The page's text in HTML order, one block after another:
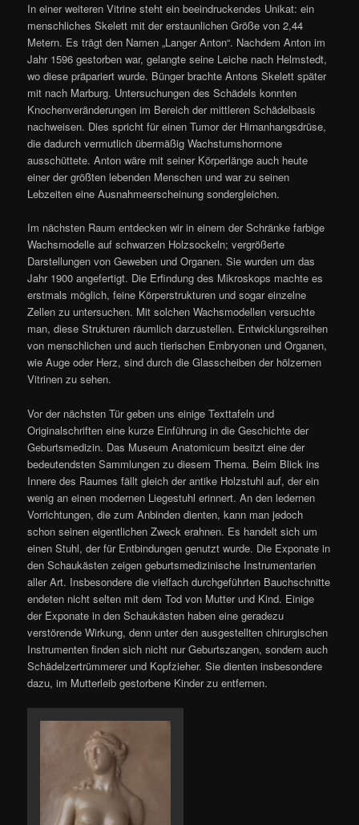
In einer weiteren Vitrine steht ein beeindruckendes Unikat: ein
menschliches Skelett mit der erstaunlichen Größe von 2,44
Metern. Es trägt den Namen „Langer Anton“. Nachdem Anton im
Jahr 1596 gestorben war, gelangte seine Leiche nach Helmstedt,
wo diese präpariert wurde. Bünger brachte Antons Skelett später
mit nach Marburg. Untersuchungen des Schädels konnten
Knochenveränderungen im Bereich der mittleren Schädelbasis
nachweisen. Dies spricht für einen Tumor der Hirnanhangsdrüse,
die dadurch vermutlich übermäßig Wachstumshormone
ausschüttete. Anton wäre mit seiner Körperlänge auch heute
einer der größten lebenden Menschen und war zu seinen
Lebzeiten eine Ausnahmeerscheinung sondergleichen.
Im nächsten Raum entdecken wir in einem der Schränke farbige
Wachsmodelle auf schwarzen Holzsockeln; vergrößerte
Darstellungen von Geweben und Organen. Sie wurden um das
Jahr 1900 angefertigt. Die Erfindung des Mikroskops machte es
erstmals möglich, feine Körperstrukturen und sogar einzelne
Zellen zu untersuchen. Mit solchen Wachsmodellen versuchte
man, diese Strukturen räumlich darzustellen. Entwicklungsreihen
von menschlichen und auch tierischen Embryonen und Organen,
wie Auge oder Herz, sind durch die Glasscheiben der hölzernen
Vitrinen zu sehen.
Vor der nächsten Tür geben uns einige Texttafeln und
Originalschriften eine kurze Einführung in die Geschichte der
Geburtsmedizin. Das Museum Anatomicum besitzt eine der
bedeutendsten Sammlungen zu diesem Thema. Beim Blick ins
Innere des Raumes fällt gleich der antike Holzstuhl auf, der ein
wenig an einen modernen Liegestuhl erinnert. An den ledernen
Vorrichtungen, die zum Anbinden dienten, kann man jedoch
schon seinen eigentlichen Zweck erahnen. Es handelt sich um
einen Stuhl, der für Entbindungen genutzt wurde. Die Exponate in
den Schaukästen zeigen geburtsmedizinische Instrumentarien
aller Art. Insbesondere die vielfach durchgeführten Bauchschnitte
endeten nicht selten mit dem Tod von Mutter und Kind. Einige
der Exponate in den Schaukästen haben eine geradezu
verstörende Wirkung, denn unter den ausgestellten chirurgischen
Instrumenten finden sich nicht nur Geburtszangen, sondern auch
Schädelzertrümmerer und Kopfzieher. Sie dienten insbesondere
dazu, im Mutterleib gestorbene Kinder zu entfernen.